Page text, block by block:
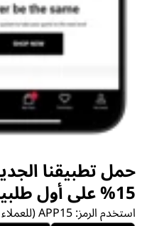
حمل تطبيقنا
15% على أول طلبية
استخدم الرمز: APP15 (للعملاء الجدد فقط)